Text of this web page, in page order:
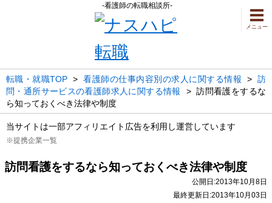
-看護師の転職相談所-
メニュー
転職・就職TOP >看護師の仕事内容別の求人に関する情報 >訪
問・通所サービスの看護師求人に関する情報
>訪問看護をするな
ら知っておくべき法律や制度
当サイトは一部アフィリエイト広告を利用し運営しています
※提携企業一覧
訪問看護をするなら知っておくべき法律や制度
公開日:2013年10月8日
最終更新日:2013年10月03日